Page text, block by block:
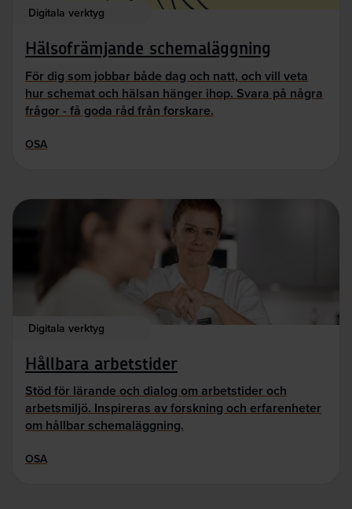
Digitala verktyg
Hälsofrämjande schemaläggning
För dig som jobbar både dag och natt, och vill veta
hur schemat och hälsan hänger ihop. Svara på några
frågor - få goda råd från forskare.
OSA
Digitala verktyg
Hållbara arbetstider
Stöd för lärande och dialog om arbetstider och
arbetsmiljö. Inspireras av forskning och erfarenheter
om hållbar schemaläggning.
OSA